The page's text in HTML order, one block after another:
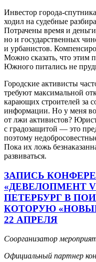
Инвестор города-
ходил на судебные
Потрачены время и
но и государственных
и урбанистов.
Можно сказать, что этим
Южного питались не
Городские активисты
требуют максимальной
карающих строителей за
информации. Но у меня
от лжи активистов?
с градозащитой — это
поэтому
Пока их ложь
развиваться.
ЗАПИСЬ
«ДЕВЕЛОПМЕНТ
ПЕТЕРБУРГ В
КОТОРУЮ
22 АПРЕЛЯ
Соорганизатор
Официальный партнер